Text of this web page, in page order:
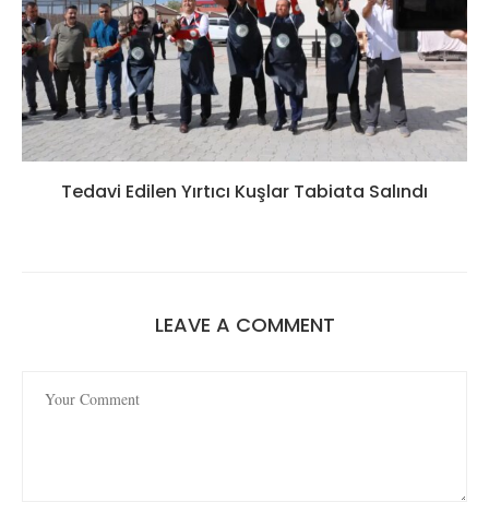
Tedavi Edilen Yırtıcı Kuşlar Tabiata Salındı
LEAVE A COMMENT